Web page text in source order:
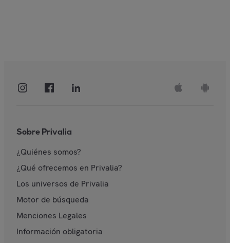
Sobre Privalia
¿Quiénes somos?
¿Qué ofrecemos en Privalia?
Los universos de Privalia
Motor de búsqueda
Menciones Legales
Información obligatoria